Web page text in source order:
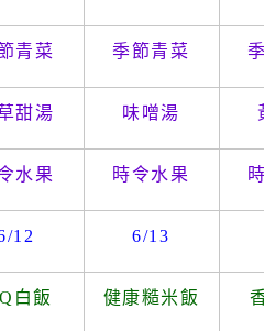
青菜 季節青菜
甜湯 味噌湯
水果 時令水果
12 6/13
Q 白飯 健康糙米飯